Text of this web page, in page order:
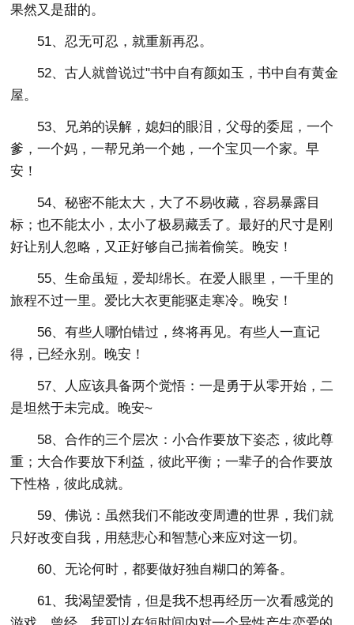
果然又是甜的。
51、忍无可忍，就重新再忍。
52、古人就曾说过"书中自有颜如玉，书中自有黄金
屋。
53、兄弟的误解，媳妇的眼泪，父母的委屈，一个
爹，一个妈，一帮兄弟一个她，一个宝贝一个家。早
安！
54、秘密不能太大，大了不易收藏，容易暴露目
标；也不能太小，太小了极易藏丢了。最好的尺寸是刚
好让别人忽略，又正好够自己揣着偷笑。晚安！
55、生命虽短，爱却绵长。在爱人眼里，一千里的
旅程不过一里。爱比大衣更能驱走寒冷。晚安！
56、有些人哪怕错过，终将再见。有些人一直记
得，已经永别。晚安！
57、人应该具备两个觉悟：一是勇于从零开始，二
是坦然于未完成。晚安~
58、合作的三个层次：小合作要放下姿态，彼此尊
重；大合作要放下利益，彼此平衡；一辈子的合作要放
下性格，彼此成就。
59、佛说：虽然我们不能改变周遭的世界，我们就
只好改变自我，用慈悲心和智慧心来应对这一切。
60、无论何时，都要做好独自糊口的筹备。
61、我渴望爱情，但是我不想再经历一次看感觉的